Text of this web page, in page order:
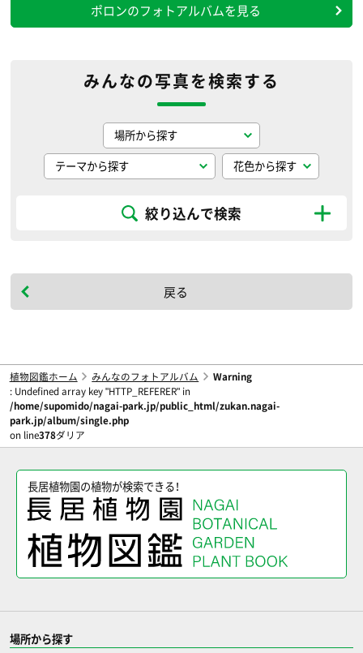
ポロンのフォトアルバムを見る
みんなの写真を検索する
絞り込んで検索
戻る
植物図鑑ホーム みんなのフォトアルバム
Warning
: Undefined array key "HTTP_REFERER" in
/home/supomido/nagai-park.jp/public_html/zukan.nagai-
park.jp/album/single.php
on line378ダリア
長居植物園の植物が検索できる！
場所から探す